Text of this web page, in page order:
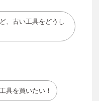
、古い工具をどうし
具を買いたい！